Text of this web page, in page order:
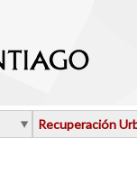
Recuperación